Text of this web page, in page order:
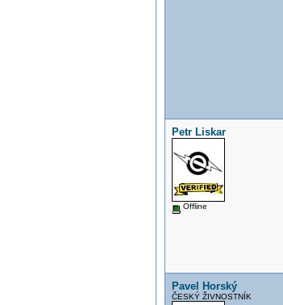
Petr Liskar
Offline
Pavel Horský
ČESKÝ ŽIVNOSTNÍK